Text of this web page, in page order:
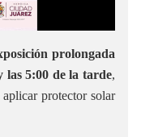
prolongada
las 5:00 de la tarde,
protector solar